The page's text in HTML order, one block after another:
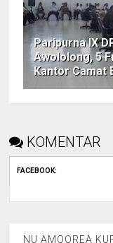
Paripurna IX
Awololong, 5
Kantor Camat
KOMENTAR
FACEBOOK:
NU AMOOREA